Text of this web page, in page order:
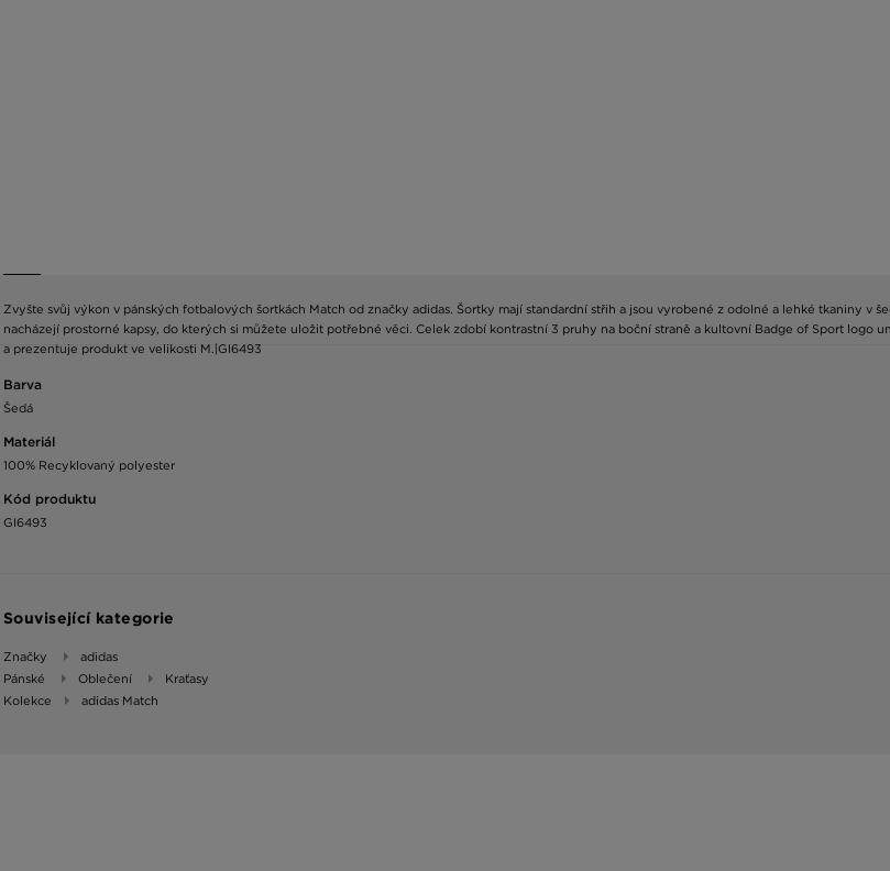
Zvyšte svůj výkon v pánských fotbalových šortkách Match od značky adidas. Šortky mají standardní střih a jsou vyrobené z odolné a lehké tkaniny v
nacházejí prostorné kapsy, do kterých si můžete uložit potřebné věci. Celek zdobí kontrastní 3 pruhy na boční straně a kultovní Badge of Sport logo
a prezentuje produkt ve velikosti M.|GI6493
Barva
Šedá
Materiál
100% Recyklovaný polyester
Kód produktu
GI6493
Související kategorie
Značky
adidas
Pánské
Oblečení
Kraťasy
Kolekce
adidas Match